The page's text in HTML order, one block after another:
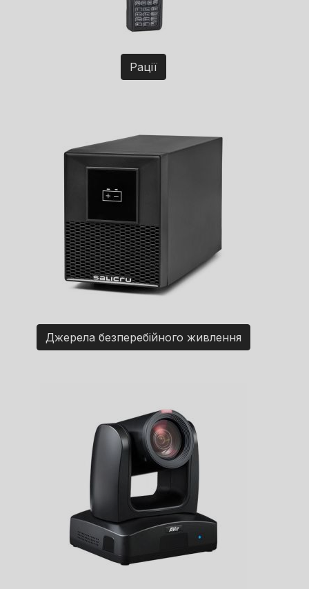
Рації
Джерела безперебійного живлення